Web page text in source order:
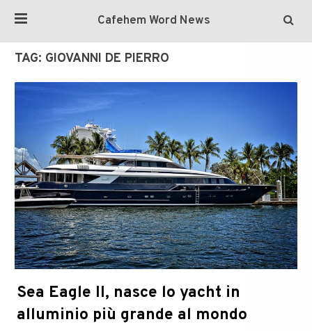
Cafehem Word News
TAG: GIOVANNI DE PIERRO
Sea Eagle II, nasce lo yacht in
alluminio più grande al mondo